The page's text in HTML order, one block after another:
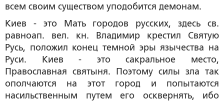
всем своим существом уподобится демонам.
Киев - это Мать городов русских, здесь св.
равноап. вел. кн. Владимир крестил Святую
Русь, положил конец темной эры язычества на
Руси. Киев - это сакральное место,
Православная святыня. Поэтому силы зла так
ополчаются на этот город и попытаются
насильственным путем его осквернять, ибо